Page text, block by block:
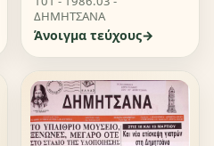
ΔΗΜΗΤΣΑΝΑ
Άνοιγμα τεύχους